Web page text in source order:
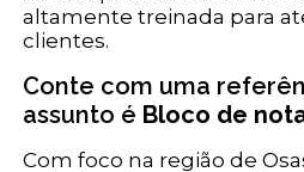
altamente treinada para
clientes.
Conte com uma
assunto é Bloco de
Com foco na região de